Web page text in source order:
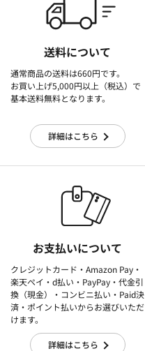
送料について
通常商品の送料は660円です。
お買い上げ5,000円以上（税込）で
基本送料無料となります。
詳細はこちら
お支払いについて
クレジットカード・Amazon Pay・
楽天ぺイ・d払い・PayPay・代金引
換（現金）・コンビニ払い・Paid決
済・ポイント払いからお選びいただ
けます。
詳細はこちら